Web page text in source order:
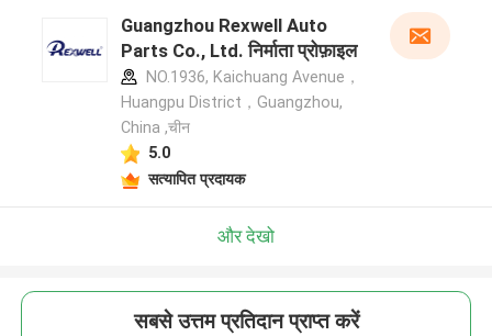
Guangzhou Rexwell Auto
Parts Co., Ltd. निर्माता प्रोफ़ाइल
NO.1936, Kaichuang Avenue，
Huangpu District，Guangzhou,
China ,चीन
5.0
सत्यापित प्रदायक
और देखो
सबसे उत्तम प्रतिदान प्राप्त करें